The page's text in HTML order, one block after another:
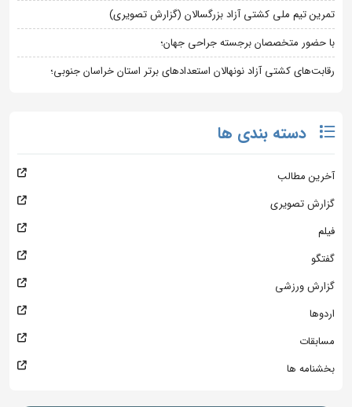
تمرین تیم ملی کشتی آزاد بزرگسالان (گزارش تصویری)
با حضور متخصصان برجسته جراحی جهان؛
رقابت‌های کشتی آزاد نونهالان استعدادهای برتر استان خراسان جنوبی؛
دسته بندی ها
آخرین مطالب
گزارش تصویری
فیلم
گفتگو
گزارش ورزشی
اردوها
مسابقات
بخشنامه ها